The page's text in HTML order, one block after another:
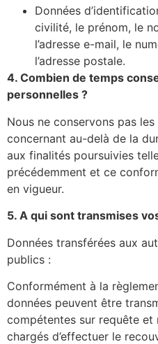
Données
civilité, le prénom, le
l’adresse e-mail, le
l’adresse postale.
4. Combien de temps
personnelles ?
Nous ne conservons pas
concernant au-delà de la
aux finalités poursuivies
précédemment et ce
en vigueur.
5. A qui sont transmises
Données transférées aux
publics :
Conformément à la
données peuvent être
compétentes sur requête et
chargés d’effectuer le